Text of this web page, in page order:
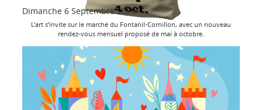
Dimanche 6 Septembre 2026
L’art s’invite sur le marché du Fontanil-Cornillon, avec un nouveau
rendez-vous mensuel proposé de mai à octobre.